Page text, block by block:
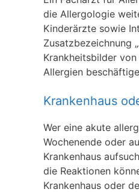
die Allergologie
Kinderärzte sowie
Zusatzbezeichnung
Krankheitsbilder
Allergien
Krankenhaus
Wer eine akute
Wochenende oder
Krankenhaus
die Reaktionen
Krankenhaus oder